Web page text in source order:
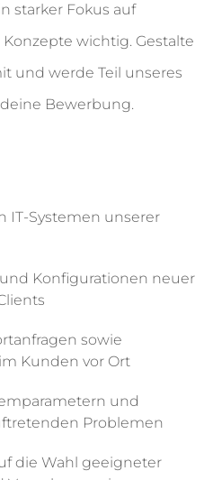
starker Fokus auf
wichtig. Gestalte
und werde Teil unseres
Bewerbung.
IT-Systemen unserer
Konfigurationen neuer
sowie
Kunden vor Ort
und
Problemen
die Wahl geeigneter